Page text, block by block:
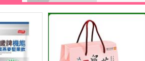
平板
穿戴
廚房
耳機
香氛